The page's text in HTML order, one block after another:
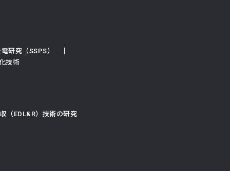
研究（SSPS）
技術
（EDL&R）技術の研究